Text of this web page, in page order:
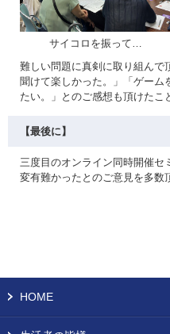
サイコロを振って…
難しい問題に真剣に取り組んで
聞けて楽しかった。」「ゲーム
たい。」とのご感想も頂けたこ
【最後に】
三度目のオンライン同時開催セ
変有難かったとのご意見を多数
HOME